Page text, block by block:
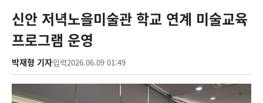
신안 저녁노을미술관 학교 연계 미술교육
프로그램 운영
박재형 기자입력2026.06.09 01:49